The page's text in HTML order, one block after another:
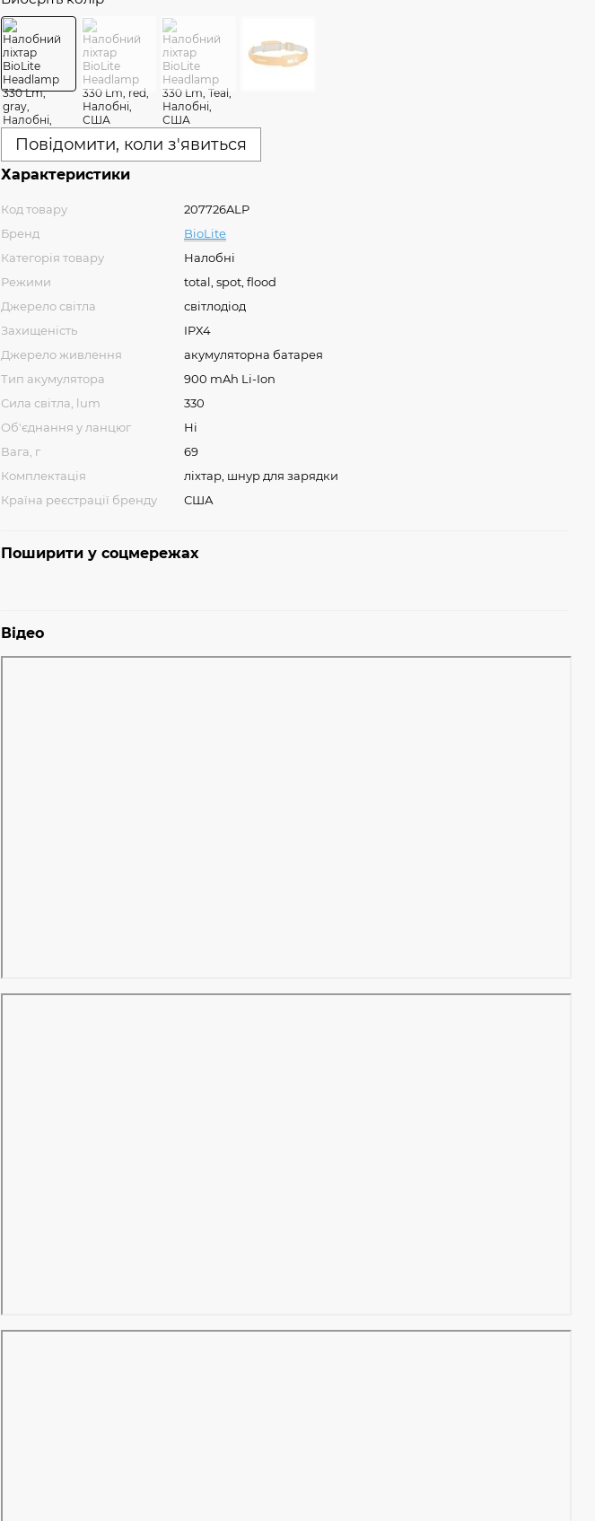
Повідомити, коли з'явиться
Характеристики
Код товару
207726ALP
Бренд
BioLite
Категорія товару
Налобні
Режими
total, spot, flood
Джерело світла
світлодіод
Захищеність
IPX4
Джерело живлення
акумуляторна батарея
Тип акумулятора
900 mAh Li-Ion
Сила світла, lum
330
Об'єднання у ланцюг
Ні
Вага, г
69
Комплектація
ліхтар, шнур для зарядки
Країна реєстрації бренду
США
Поширити у соцмережах
Відео